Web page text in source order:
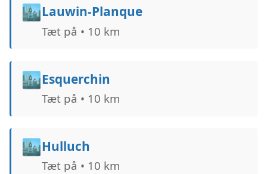
🏙️Lauwin-Planque
Tæt på • 10 km
🏙️Esquerchin
Tæt på • 10 km
🏙️Hulluch
Tæt på • 10 km